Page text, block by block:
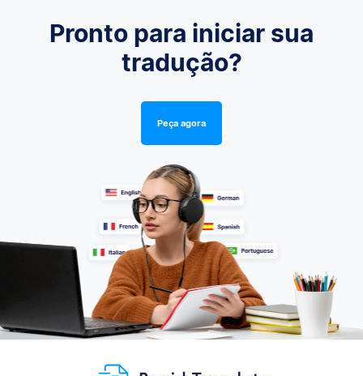
Pronto para iniciar sua
tradução?
Peça agora